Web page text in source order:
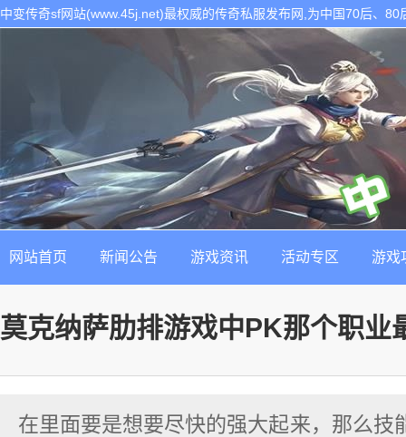
中变传奇sf网站(www.45j.net)最权威的传奇私服发布网,为中国70后、
网站首页 新闻公告 游戏资讯 活动专区 游戏
莫克纳萨肋排游戏中PK那个职业
在里面要是想要尽快的强大起来，那么技